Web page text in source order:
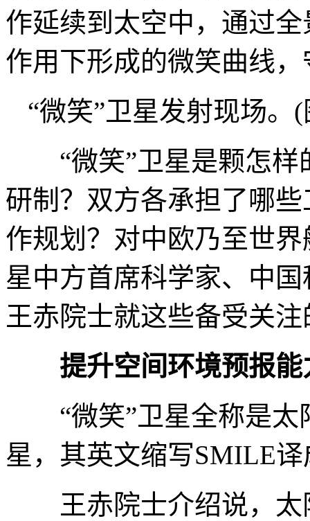
作延续到太空中，通过
作用下形成的微笑曲线
“微笑”卫星发射现场。
“微笑”卫星是颗怎样
研制？双方各承担了哪
作规划？对中欧乃至世
星中方首席科学家、中
王赤院士就这些备受关
提升空间环境预报能
“微笑”卫星全称是太
星，其英文缩写SMILE
王赤院士介绍说，太